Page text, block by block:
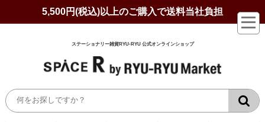
5,500円(税込)以上のご購入で送料当社負担
ステーショナリー雑貨RYU-RYU 公式オンラインショップ